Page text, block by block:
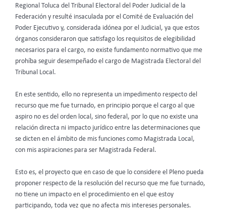
Regional Toluca del Tribunal Electoral del Poder Judicial de la
Federación y resulté insaculada por el Comité de Evaluación del
Poder Ejecutivo y, considerada idónea por el Judicial, ya que estos
órganos consideraron que satisfago los requisitos de elegibilidad
necesarios para el cargo, no existe fundamento normativo que me
prohíba seguir desempeñado el cargo de Magistrada Electoral del
Tribunal Local.
En este sentido, ello no representa un impedimento respecto del
recurso que me fue turnado, en principio porque el cargo al que
aspiro no es del orden local, sino federal, por lo que no existe una
relación directa ni impacto jurídico entre las determinaciones que
se dicten en el ámbito de mis funciones como Magistrada Local,
con mis aspiraciones para ser Magistrada Federal.
Esto es, el proyecto que en caso de que lo considere el Pleno pueda
proponer respecto de la resolución del recurso que me fue turnado,
no tiene un impacto en el procedimiento en el que estoy
participando, toda vez que no afecta mis intereses personales.